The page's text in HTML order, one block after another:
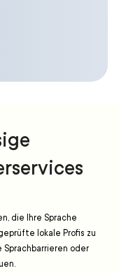
die Ihre Sprache
lokale Profis zu
Sprachbarrieren oder